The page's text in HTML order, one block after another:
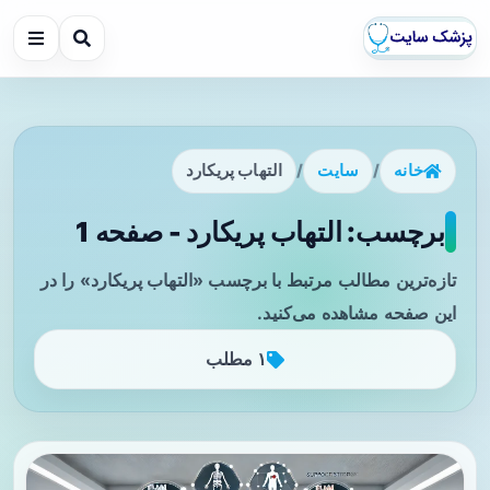
خانه / سایت / التهاب پریکارد
برچسب: التهاب پریکارد - صفحه 1
تازه‌ترین مطالب مرتبط با برچسب «التهاب پریکارد» را در
این صفحه مشاهده می‌کنید.
۱ مطلب